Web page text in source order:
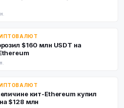
$160 млн USDT на
кит-Ethereum купил
$128 млн